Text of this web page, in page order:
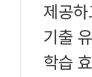
제공
기출
학습